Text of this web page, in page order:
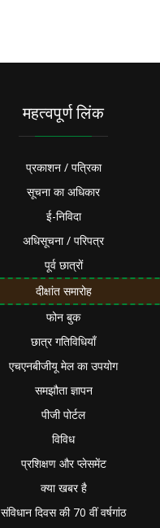
महत्वपूर्ण लिंक
प्रकाशन / पत्रिका
सूचना का अधिकार
ई-निविदा
अधिसूचना / परिपत्र
पूर्व छात्रों
दीक्षांत समारोह
फोन बुक
छात्र गतिविधियाँ
एचएनबीजीयू मेल का उपयोग
समझौता ज्ञापन
पीजी पोर्टल
विविध
प्रशिक्षण और प्लेसमेंट
क्या खबर है
संविधान दिवस की 70 वीं वर्षगांठ